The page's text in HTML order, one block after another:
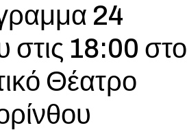
24
στις 18:00 στο
Θέατρο